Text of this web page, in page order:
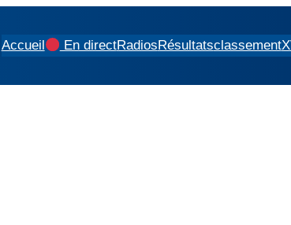
Accueil En directRadiosRésultatsclassement